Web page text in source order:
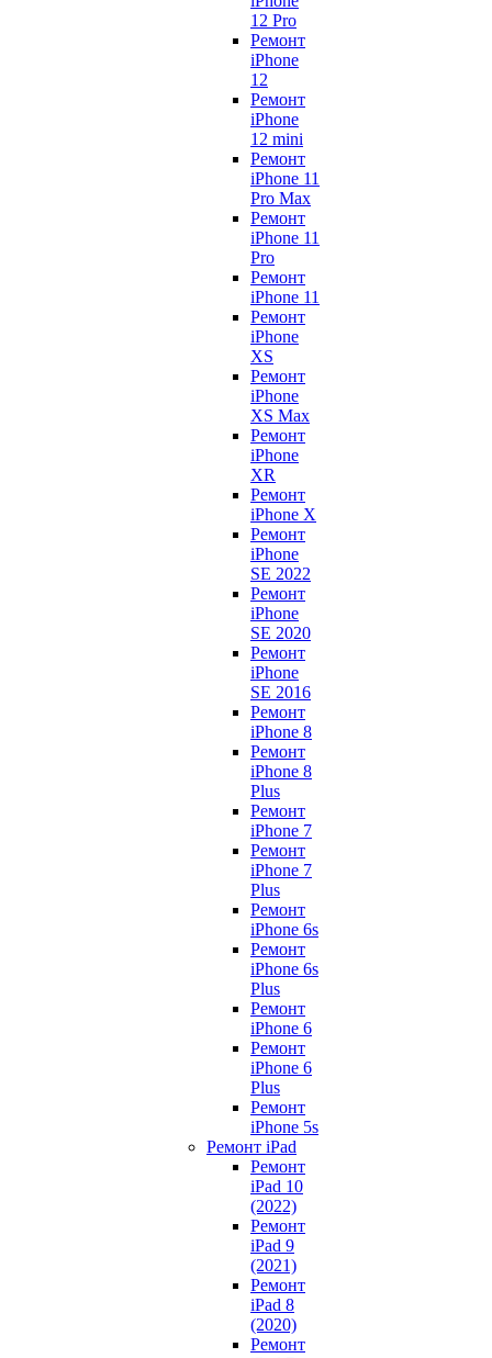
12 Pro
Ремонт
iPhone
12
Ремонт
iPhone
12 mini
Ремонт
iPhone 11
Pro Max
Ремонт
iPhone 11
Pro
Ремонт
iPhone 11
Ремонт
iPhone
XS
Ремонт
iPhone
XS Max
Ремонт
iPhone
XR
Ремонт
iPhone X
Ремонт
iPhone
SE 2022
Ремонт
iPhone
SE 2020
Ремонт
iPhone
SE 2016
Ремонт
iPhone 8
Ремонт
iPhone 8
Plus
Ремонт
iPhone 7
Ремонт
iPhone 7
Plus
Ремонт
iPhone 6s
Ремонт
iPhone 6s
Plus
Ремонт
iPhone 6
Ремонт
iPhone 6
Plus
Ремонт
iPhone 5s
Ремонт iPad
Ремонт
iPad 10
(2022)
Ремонт
iPad 9
(2021)
Ремонт
iPad 8
(2020)
Ремонт